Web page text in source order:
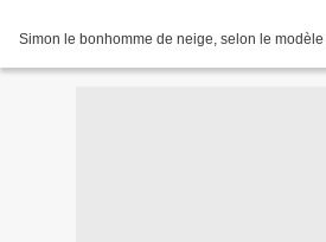
Simon le bonhomme de neige, selon le